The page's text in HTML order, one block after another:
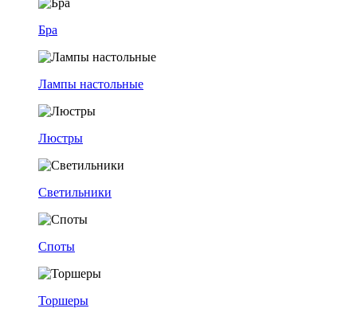
Бра
Лампы настольные
Люстры
Светильники
Споты
Торшеры